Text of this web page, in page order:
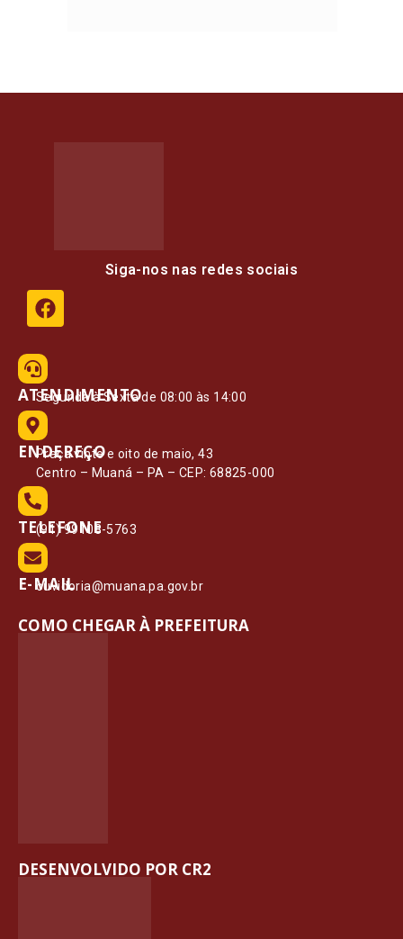
Siga-nos nas redes sociais
ATENDIMENTO
Segunda à Sexta de 08:00 às 14:00
ENDEREÇO
Praça vinte e oito de maio, 43
Centro – Muaná – PA – CEP: 68825-000
TELEFONE
(91) 99108-5763
E-MAIL
ouvidoria@muana.pa.gov.br
COMO CHEGAR À PREFEITURA
DESENVOLVIDO POR CR2